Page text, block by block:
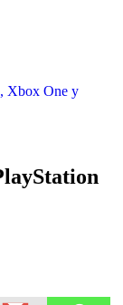
Xbox One y